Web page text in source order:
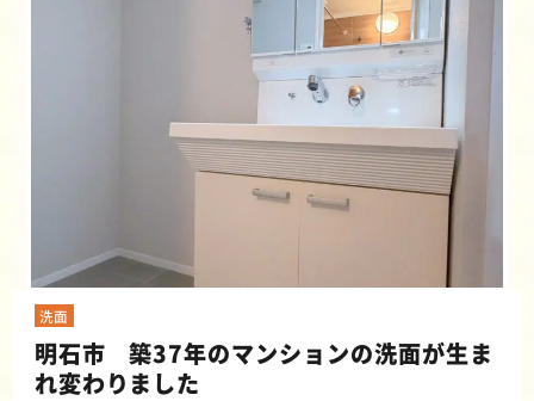
洗面
明石市 築37年のマンションの洗面が生ま
れ変わりました